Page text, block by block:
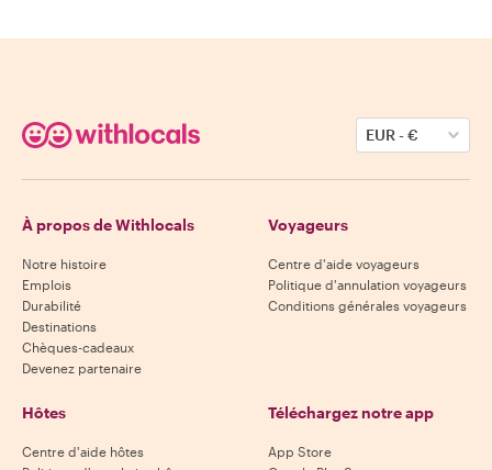
EUR-€
À propos de Withlocals
Notre histoire
Emplois
Durabilité
Destinations
Chèques-cadeaux
Devenez partenaire
Voyageurs
Centre d'aide voyageurs
Politique d'annulation voyageurs
Conditions générales voyageurs
Hôtes
Centre d'aide hôtes
Téléchargez notre app
App Store